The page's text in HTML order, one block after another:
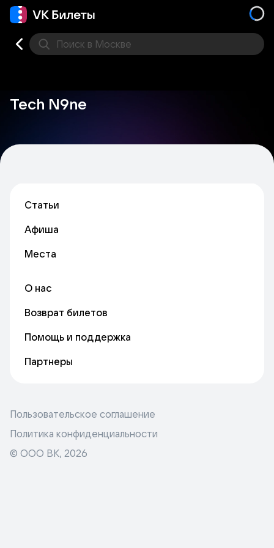
Поиск в Москве
Tech N9ne
Статьи
Афиша
Места
О нас
Возврат билетов
Помощь и поддержка
Партнеры
Пользовательское соглашение
Политика конфиденциальности
© ООО ВК, 2026